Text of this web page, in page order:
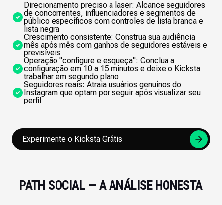
Direcionamento preciso a laser: Alcance seguidores
de concorrentes, influenciadores e segmentos de
público específicos com controles de lista branca e
lista negra
Crescimento consistente: Construa sua audiência
mês após mês com ganhos de seguidores estáveis e
previsíveis
Operação "configure e esqueça": Conclua a
configuração em 10 a 15 minutos e deixe o Kicksta
trabalhar em segundo plano
Seguidores reais: Atraia usuários genuínos do
Instagram que optam por seguir após visualizar seu
perfil
Experimente o Kicksta Grátis
PATH SOCIAL — A ANÁLISE HONESTA